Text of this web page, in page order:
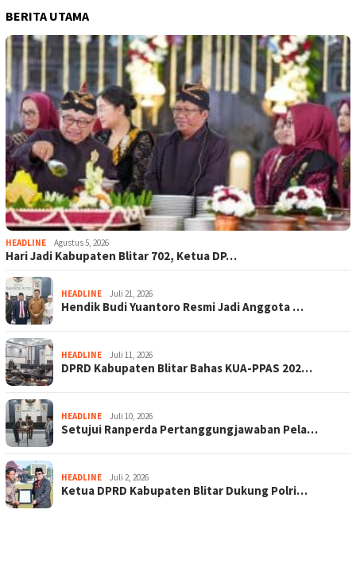
BERITA UTAMA
HEADLINE Agustus 5, 2026
Hari Jadi Kabupaten Blitar 702, Ketua DP…
HEADLINE Juli 21, 2026
Hendik Budi Yuantoro Resmi Jadi Anggota …
HEADLINE Juli 11, 2026
DPRD Kabupaten Blitar Bahas KUA-PPAS 202…
HEADLINE Juli 10, 2026
Setujui Ranperda Pertanggungjawaban Pela…
HEADLINE Juli 2, 2026
Ketua DPRD Kabupaten Blitar Dukung Polri…